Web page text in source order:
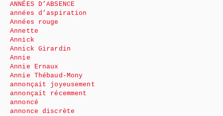
ANNÉES D’ABSENCE
années d’aspiration
Années rouge
Annette
Annick
Annick Girardin
Annie
Annie Ernaux
Annie Thébaud-Mony
annonçait joyeusement
annonçait récemment
annoncé
annonce discrète